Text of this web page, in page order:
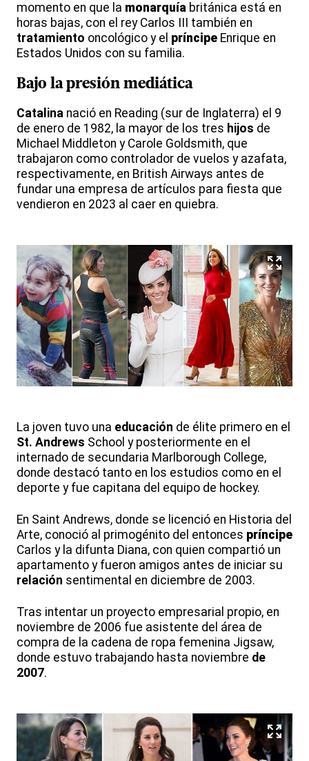
momento en que la monarquía británica está en
horas bajas, con el rey Carlos III también en
tratamiento oncológico y el príncipe Enrique en
Estados Unidos con su familia.
Bajo la presión mediática
Catalina nació en Reading (sur de Inglaterra) el 9
de enero de 1982, la mayor de los tres hijos de
Michael Middleton y Carole Goldsmith, que
trabajaron como controlador de vuelos y azafata,
respectivamente, en British Airways antes de
fundar una empresa de artículos para fiesta que
vendieron en 2023 al caer en quiebra.
La joven tuvo una educación de élite primero en el
St. Andrews School y posteriormente en el
internado de secundaria Marlborough College,
donde destacó tanto en los estudios como en el
deporte y fue capitana del equipo de hockey.
En Saint Andrews, donde se licenció en Historia del
Arte, conoció al primogénito del entonces príncipe
Carlos y la difunta Diana, con quien compartió un
apartamento y fueron amigos antes de iniciar su
relación sentimental en diciembre de 2003.
Tras intentar un proyecto empresarial propio, en
noviembre de 2006 fue asistente del área de
compra de la cadena de ropa femenina Jigsaw,
donde estuvo trabajando hasta noviembre de
2007.